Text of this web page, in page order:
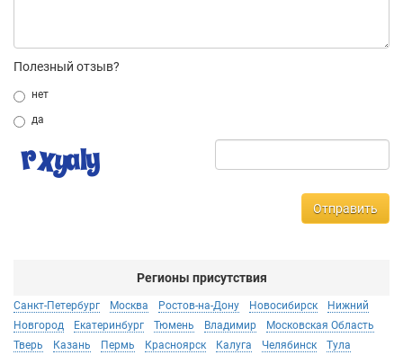
Полезный отзыв?
нет
да
Отправить
Регионы присутствия
Санкт-Петербург Москва Ростов-на-Дону Новосибирск
Нижний
Новгород
Екатеринбург Тюмень Владимир
Московская Область
Тверь
Казань Пермь Красноярск Калуга Челябинск
Тула